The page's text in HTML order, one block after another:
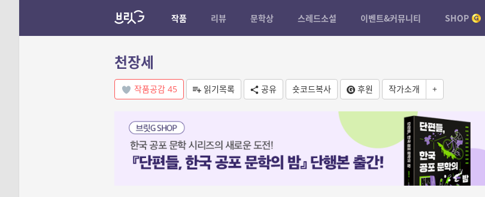
작품 리뷰 문학상 스레드소설 이벤트&커뮤니티 SHOP
천장세
작품공감 45 읽기목록 공유 숏코드복사 후원 작가소개 +